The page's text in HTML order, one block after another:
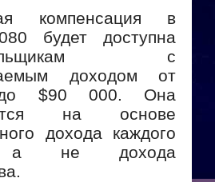
компенсация в
будет доступна
с
доходом от
$90 000. Она
на основе
дохода каждого
а не дохода